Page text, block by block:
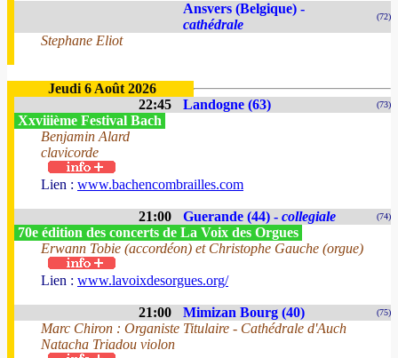
Ansvers (Belgique) -
cathédrale
(72)
Stephane Eliot
Jeudi 6 Août 2026
22:45
Landogne (63) (73)
Xxviiième Festival Bach
Benjamin Alard
clavicorde
Lien : www.bachencombrailles.com
21:00 Guerande (44) - collegiale (74)
70e édition des concerts de La Voix des Orgues
Erwann Tobie (accordéon) et Christophe Gauche (orgue)
Lien : www.lavoixdesorgues.org/
21:00 Mimizan Bourg (40) (75)
Marc Chiron : Organiste Titulaire - Cathédrale d'Auch
Natacha Triadou violon